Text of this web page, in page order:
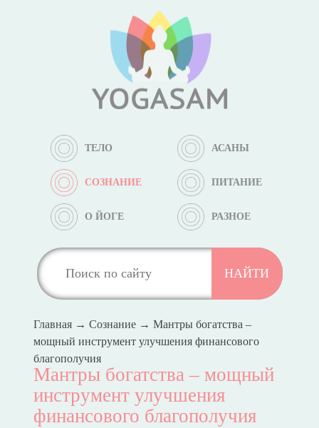
ТЕЛО АСАНЫ
СОЗНАНИЕ ПИТАНИЕ
О ЙОГЕ РАЗНОЕ
Главная→ Сознание→ Мантры богатства –
мощный инструмент улучшения финансового
благополучия
Мантры богатства – мощный
инструмент улучшения
финансового благополучия